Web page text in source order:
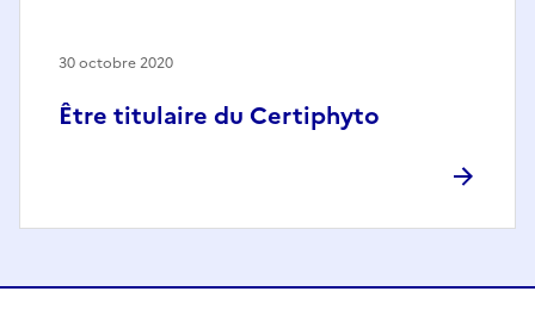
Être titulaire du Certiphyto
30 octobre 2020